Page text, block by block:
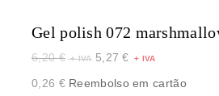
Gel polish 072
6,20€ 5,27€
0,26 €Reembolso em cartão